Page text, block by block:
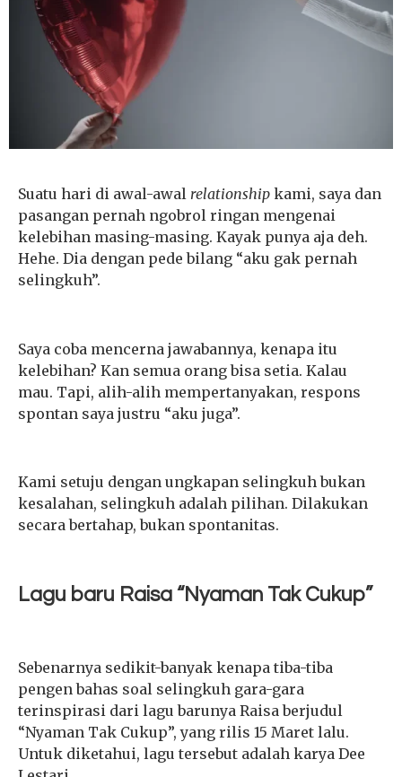
Suatu hari di awal-awal relationship kami, saya dan
pasangan pernah ngobrol ringan mengenai
kelebihan masing-masing. Kayak punya aja deh.
Hehe. Dia dengan pede bilang “aku gak pernah
selingkuh”.
Saya coba mencerna jawabannya, kenapa itu
kelebihan? Kan semua orang bisa setia. Kalau
mau. Tapi, alih-alih mempertanyakan, respons
spontan saya justru “aku juga”.
Kami setuju dengan ungkapan selingkuh bukan
kesalahan, selingkuh adalah pilihan. Dilakukan
secara bertahap, bukan spontanitas.
Lagu baru Raisa “Nyaman Tak Cukup”
Sebenarnya sedikit-banyak kenapa tiba-tiba
pengen bahas soal selingkuh gara-gara
terinspirasi dari lagu barunya Raisa berjudul
“Nyaman Tak Cukup”, yang rilis 15 Maret lalu.
Untuk diketahui, lagu tersebut adalah karya Dee